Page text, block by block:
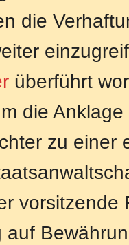
die
überführt
die
zu einer
vorsitzende
auf